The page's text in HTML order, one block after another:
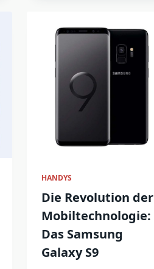
HANDYS
Die Revolution der
Mobiltechnologie:
Das Samsung
Galaxy S9